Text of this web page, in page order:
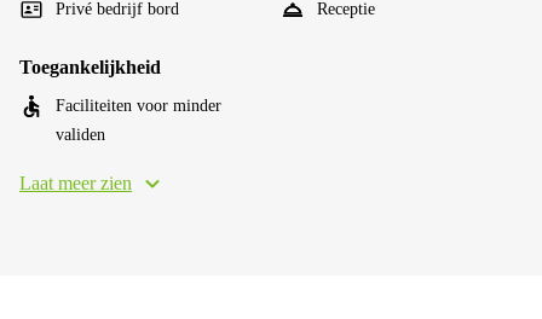
Privé bedrijf bord Receptie
Toegankelijkheid
Faciliteiten voor minder
validen
Laat meer zien